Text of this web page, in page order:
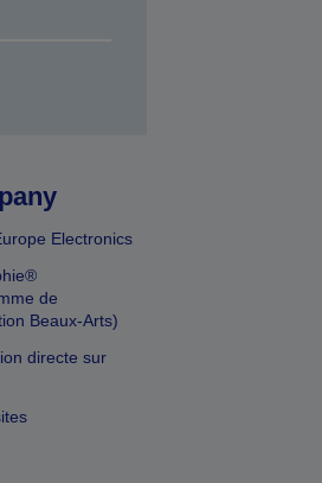
Electronics
de
Beaux-Arts)
directe sur